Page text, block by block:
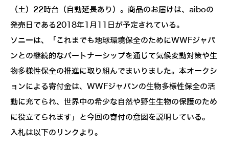
（土）22時台（自動延長あり）。商品のお届けは、aiboの
発売日である2018年1月11日が予定されている。
ソニーは、「これまでも地球環境保全のためにWWFジャパ
ンとの継続的なパートナーシップを通じて気候変動対策や生
物多様性保全の推進に取り組んでまいりました。本オークシ
ョンによる寄付金は、WWFジャパンの生物多様性保全の活
動に充てられ、世界中の希少な自然や野生生物の保護のため
に役立てられます」と今回の寄付の意図を説明している。
入札は以下のリンクより。